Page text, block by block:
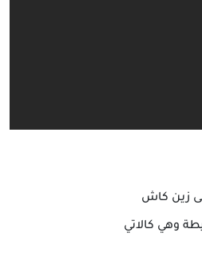
زين كاش
وهي كالاتي